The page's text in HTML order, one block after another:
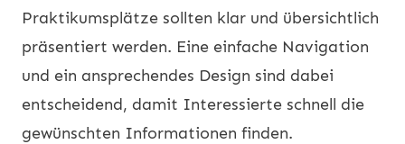
Praktikumsplätze sollten klar und übersichtlich
präsentiert werden. Eine einfache Navigation
und ein ansprechendes Design sind dabei
entscheidend, damit Interessierte schnell die
gewünschten Informationen finden.